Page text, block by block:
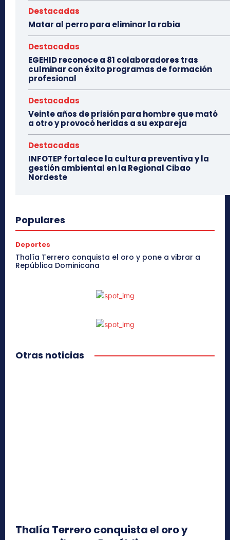
Destacadas
Matar al perro para eliminar la rabia
Destacadas
EGEHID reconoce a 81 colaboradores tras
culminar con éxito programas de formación
profesional
Destacadas
Veinte años de prisión para hombre que mató
a otro y provocó heridas a su expareja
Destacadas
INFOTEP fortalece la cultura preventiva y la
gestión ambiental en la Regional Cibao
Nordeste
Populares
Deportes
Thalía Terrero conquista el oro y pone a vibrar a
República Dominicana
Otras noticias
Thalía Terrero conquista el oro y